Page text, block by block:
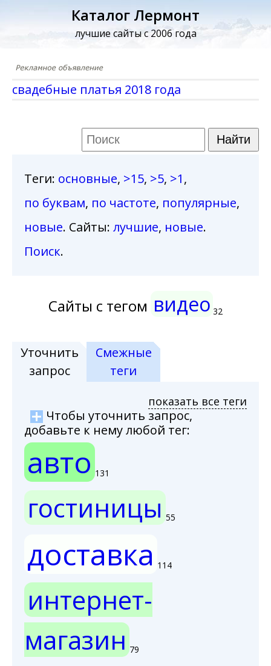
Каталог Лермонт
лучшие сайты с 2006 года
свадебные платья 2018 года
Теги: основные, >15, >5, >1,
по буквам, по частоте, популярные,
новые. Сайты: лучшие, новые.
Поиск.
Сайты с тегом видео 32
Уточнить
запрос
Смежные
теги
показать все теги
Чтобы уточнить запрос,
добавьте к нему любой тег:
авто 131
гостиницы 55
доставка 114
интернет-
магазин 79